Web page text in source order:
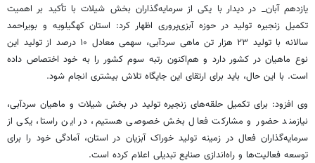
یازدهم آبان_ در دیدار با یکی از سرمایه‌گذاران بخش شیلات با تأکید بر اهمیت
تکمیل زنجیره تولید در حوزه آبزی‌پروری اظهار کرد: استان کهگیلویه و بویراحمد
سالانه با تولید ۲۳ هزار تن ماهی
سردآبی
، سهمی معادل ۱۰ درصد از تولید این
نوع ماهیان در کشور دارد و هم‌اکنون رتبه سوم کشور را به خود اختصاص داده
است. با این حال، باید برای ارتقای این جایگاه تلاش بیشتری انجام شود.
وی افزود: برای تکمیل حلقه‌های زنجیره تولید در بخش شیلات و ماهیان سردآبی،
نیازمند حضور و مشارکت فعال بخش خصوصی هستیم، در این راستا، یکی از
سرمایه‌گذاران فعال در زمینه تولید خوراک آبزیان در استان، آمادگی خود را برای
توسعه فعالیت‌ها و راه‌اندازی صنایع تبدیلی اعلام کرده است.